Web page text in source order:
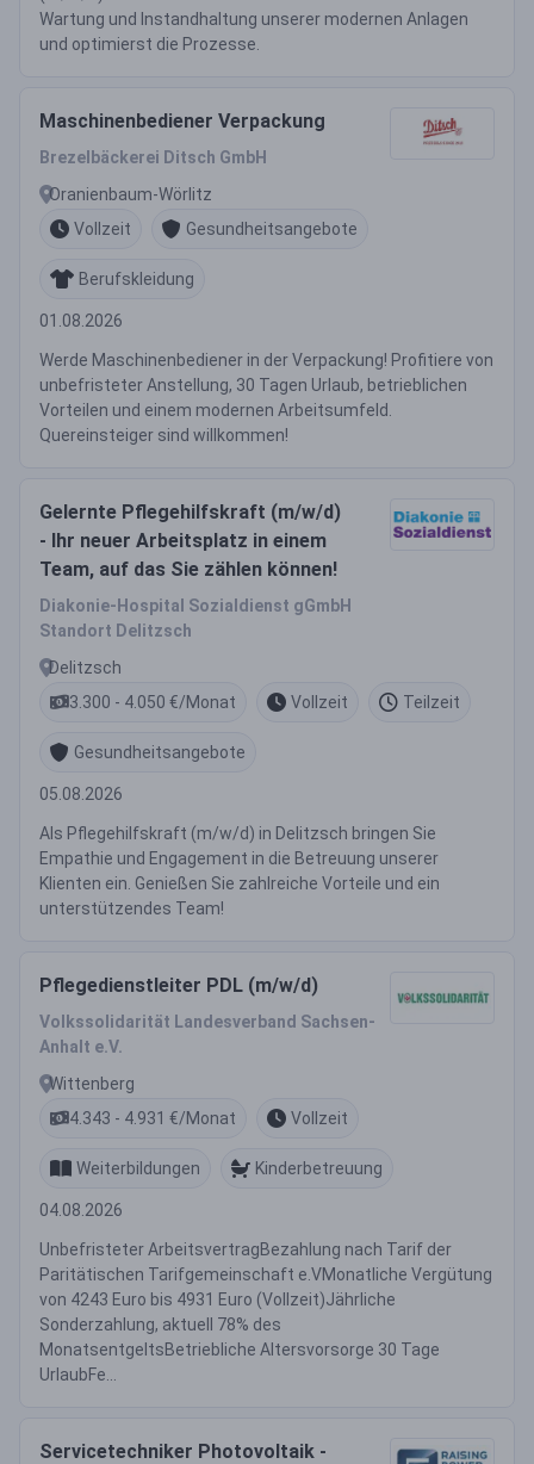
Wartung und Instandhaltung unserer modernen Anlagen
und optimierst die Prozesse.
Maschinenbediener Verpackung
Brezelbäckerei Ditsch GmbH
Oranienbaum-Wörlitz
Vollzeit
Gesundheitsangebote
Berufskleidung
01.08.2026
Werde Maschinenbediener in der Verpackung! Profitiere von
unbefristeter Anstellung, 30 Tagen Urlaub, betrieblichen
Vorteilen und einem modernen Arbeitsumfeld.
Quereinsteiger sind willkommen!
Gelernte Pflegehilfskraft (m/w/d)
- Ihr neuer Arbeitsplatz in einem
Team, auf das Sie zählen können!
Diakonie-Hospital Sozialdienst gGmbH
Standort Delitzsch
Delitzsch
3.300 - 4.050 €/Monat
Vollzeit Teilzeit
Gesundheitsangebote
05.08.2026
Als Pflegehilfskraft (m/w/d) in Delitzsch bringen Sie
Empathie und Engagement in die Betreuung unserer
Klienten ein. Genießen Sie zahlreiche Vorteile und ein
unterstützendes Team!
Pflegedienstleiter PDL (m/w/d)
Volkssolidarität Landesverband Sachsen-
Anhalt e.V.
Wittenberg
4.343 - 4.931 €/Monat
Vollzeit
Weiterbildungen Kinderbetreuung
04.08.2026
Unbefristeter ArbeitsvertragBezahlung nach Tarif der
Paritätischen Tarifgemeinschaft e.VMonatliche Vergütung
von 4243 Euro bis 4931 Euro (Vollzeit)Jährliche
Sonderzahlung, aktuell 78% des
MonatsentgeltsBetriebliche Altersvorsorge 30 Tage
UrlaubFe...
Servicetechniker Photovoltaik -